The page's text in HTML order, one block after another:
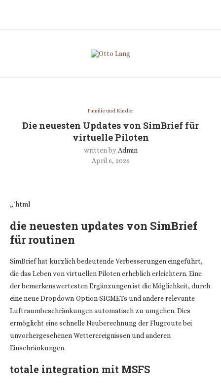
Familie und Kinder
Die neuesten Updates von SimBrief für
virtuelle Piloten
written by Admin
April 6, 2026
„`html
die neuesten updates von SimBrief
für routinen
SimBrief hat kürzlich bedeutende Verbesserungen eingeführt,
die das Leben von virtuellen Piloten erheblich erleichtern. Eine
der bemerkenswertesten Ergänzungen ist die Möglichkeit, durch
eine neue Dropdown-Option SIGMETs und andere relevante
Luftraumbeschränkungen automatisch zu umgehen. Dies
ermöglicht eine schnelle Neuberechnung der Flugroute bei
unvorhergesehenen Wetterereignissen und anderen
Einschränkungen.
totale integration mit MSFS